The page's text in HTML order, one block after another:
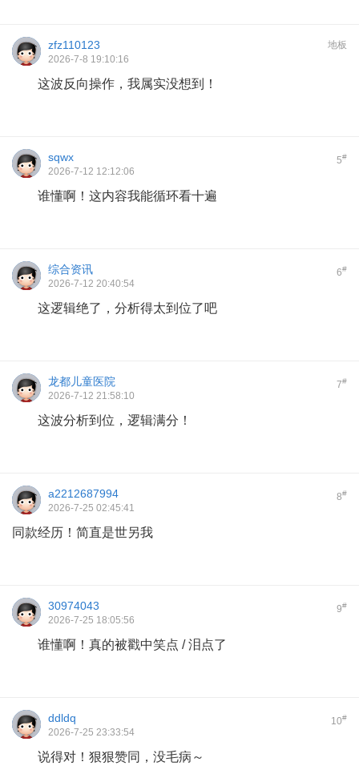
地板
zfz110123
2026-7-8 19:10:16
这波反向操作，我属实没想到！
5#
sqwx
2026-7-12 12:12:06
谁懂啊！这内容我能循环看十遍
6#
综合资讯
2026-7-12 20:40:54
这逻辑绝了，分析得太到位了吧
7#
龙都儿童医院
2026-7-12 21:58:10
这波分析到位，逻辑满分！
8#
a2212687994
2026-7-25 02:45:41
同款经历！简直是世另我
9#
30974043
2026-7-25 18:05:56
谁懂啊！真的被戳中笑点 / 泪点了
10#
ddldq
2026-7-25 23:33:54
说得对！狠狠赞同，没毛病～